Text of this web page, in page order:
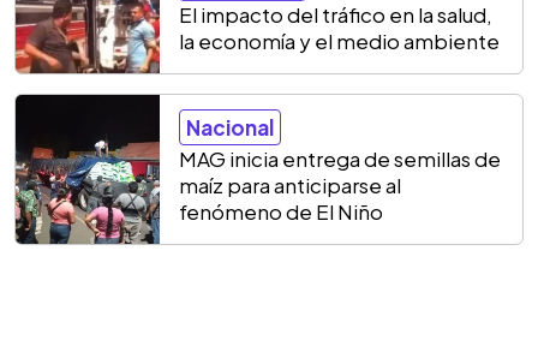
El impacto del tráfico en la salud,
la economía y el medio ambiente
Nacional
MAG inicia entrega de semillas de
maíz para anticiparse al
fenómeno de El Niño